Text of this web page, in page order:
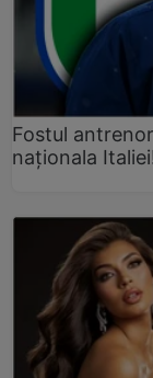
Fostul
naționala